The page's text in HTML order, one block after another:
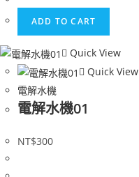
ADD TO CART
Quick View
Quick View
電解水機
電解水機01
NT$300